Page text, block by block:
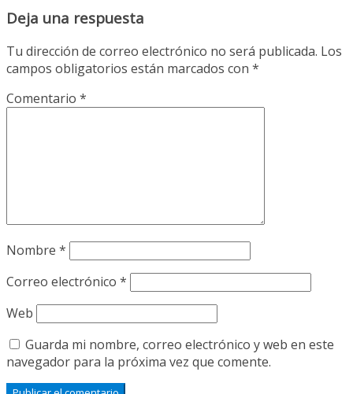
Deja una respuesta
Tu dirección de correo electrónico no será publicada. Los
campos obligatorios están marcados con *
Comentario *
Nombre *
Correo electrónico *
Web
Guarda mi nombre, correo electrónico y web en este
navegador para la próxima vez que comente.